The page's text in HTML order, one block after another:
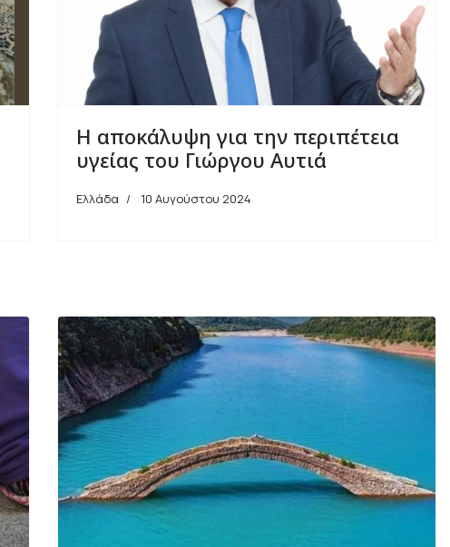
Η αποκάλυψη για την περιπέτεια
υγείας του Γιώργου Αυτιά
Ελλάδα 10 Αυγούστου 2024